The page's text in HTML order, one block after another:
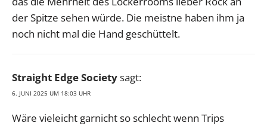
der Spitze sehen würde. Die meistne haben ihm ja
noch nicht mal die Hand geschüttelt.
Straight Edge Societysagt:
6. JUNI 2025 UM 18:03 UHR
Wäre vieleicht garnicht so schlecht wenn Trips